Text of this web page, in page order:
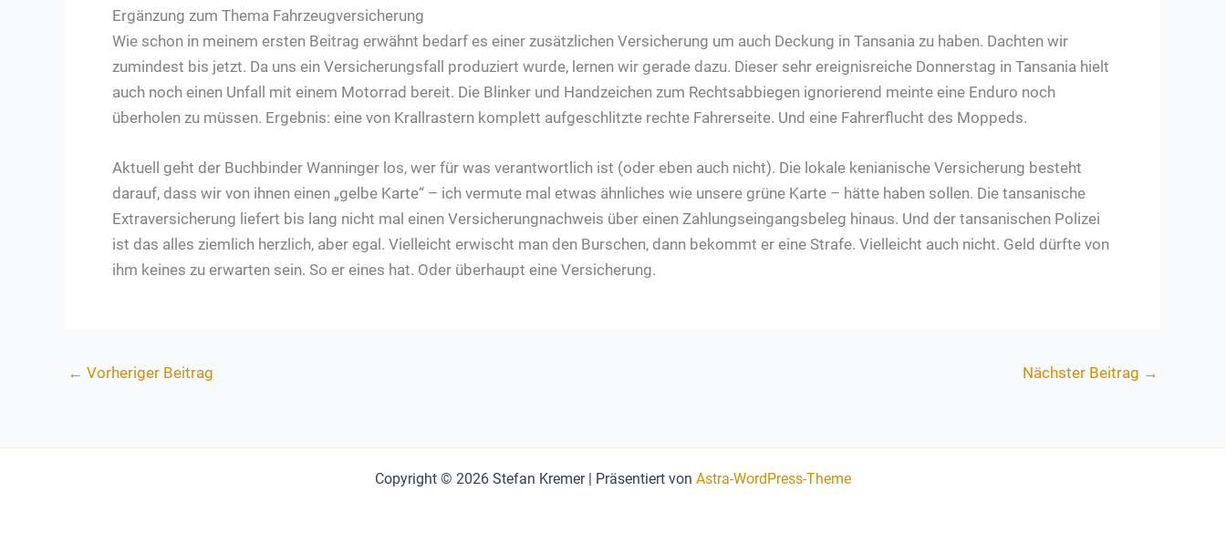
Ergänzung zum Thema Fahrzeugversicherung
Wie schon in meinem ersten Beitrag erwähnt bedarf es einer zusätzlichen Versicherung um auch Deckung in Tansania zu haben. Dachten wir
zumindest bis jetzt. Da uns ein Versicherungsfall produziert wurde, lernen wir gerade dazu. Dieser sehr ereignisreiche Donnerstag in Tansania hielt
auch noch einen Unfall mit einem Motorrad bereit. Die Blinker und Handzeichen zum Rechtsabbiegen ignorierend meinte eine Enduro noch
überholen zu müssen. Ergebnis: eine von Krallrastern komplett aufgeschlitzte rechte Fahrerseite. Und eine Fahrerflucht des Moppeds.
Aktuell geht der Buchbinder Wanninger los, wer für was verantwortlich ist (oder eben auch nicht). Die lokale kenianische Versicherung besteht
darauf, dass wir von ihnen einen „gelbe Karte“ – ich vermute mal etwas ähnliches wie unsere grüne Karte – hätte haben sollen. Die tansanische
Extraversicherung liefert bis lang nicht mal einen Versicherungnachweis über einen Zahlungseingangsbeleg hinaus. Und der tansanischen Polizei
ist das alles ziemlich herzlich, aber egal. Vielleicht erwischt man den Burschen, dann bekommt er eine Strafe. Vielleicht auch nicht. Geld dürfte von
ihm keines zu erwarten sein. So er eines hat. Oder überhaupt eine Versicherung.
← Vorheriger Beitrag Nächster Beitrag →
Copyright © 2026 Stefan Kremer | Präsentiert von Astra-WordPress-Theme